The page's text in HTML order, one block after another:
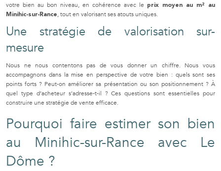
votre bien au bon niveau, en cohérence avec le prix moyen au m² au
Minihic-sur-Rance, tout en valorisant ses atouts uniques.
Une stratégie de valorisation sur-
mesure
Nous ne nous contentons pas de vous donner un chiffre. Nous vous
accompagnons dans la mise en perspective de votre bien : quels sont ses
points forts ? Peut-on améliorer sa présentation ou son positionnement ? À
quel type d’acheteur s’adresse-t-il ? Ces questions sont essentielles pour
construire une stratégie de vente efficace.
Pourquoi faire estimer son bien
au Minihic-sur-Rance avec Le
Dôme ?